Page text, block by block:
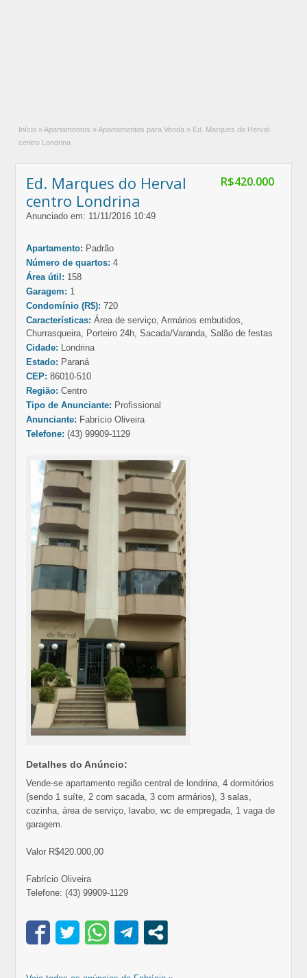
Início » Apartamentos » Apartamentos para Venda » Ed. Marques do Herval
centro Londrina
R$420.000
Ed. Marques do Herval
centro Londrina
Anunciado em: 11/11/2016 10:49
Apartamento: Padrão
Número de quartos: 4
Área útil: 158
Garagem: 1
Condomínio (R$): 720
Características: Área de serviço, Armários embutidos,
Churrasqueira, Porteiro 24h, Sacada/Varanda, Salão de festas
Cidade: Londrina
Estado: Paraná
CEP: 86010-510
Região: Centro
Tipo de Anunciante: Profissional
Anunciante: Fabrício Oliveira
Telefone: (43) 99909-1129
Detalhes do Anúncio:
Vende-se apartamento região central de londrina, 4 dormitórios
(sendo 1 suíte, 2 com sacada, 3 com armários), 3 salas,
cozinha, área de serviço, lavabo, wc de empregada, 1 vaga de
garagem.
Valor R$420.000,00
Fabrício Oliveira
Telefone: (43) 99909-1129